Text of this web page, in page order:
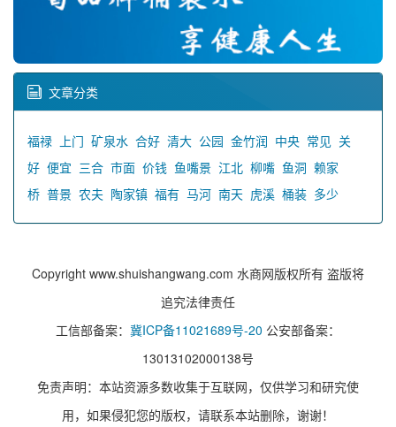
文章分类
福禄 上门 矿泉水 合好 清大 公园 金竹润 中央 常见 关
好 便宜 三合 市面 价钱 鱼嘴景 江北 柳嘴 鱼洞 赖家
桥 普景 农夫 陶家镇 福有 马河 南天 虎溪 桶装 多少
Copyright www.shuishangwang.com 水商网版权所有 盗版将
追究法律责任
工信部备案： 冀ICP备11021689号-20 公安部备案：
13013102000138号
免责声明：本站资源多数收集于互联网，仅供学习和研究使
用，如果侵犯您的版权，请联系本站删除，谢谢！